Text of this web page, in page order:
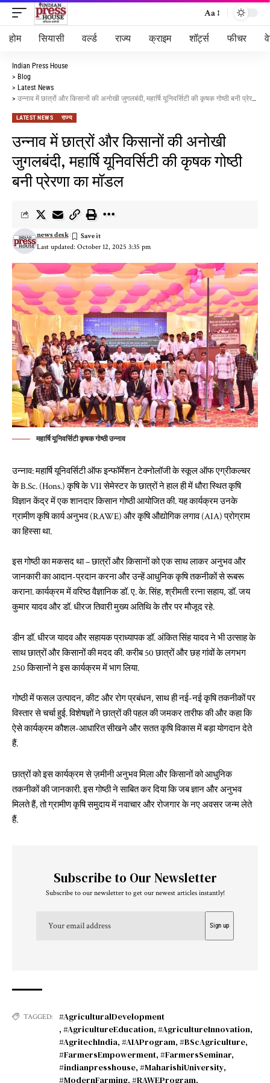
Aa
होम सियासी वर्ल्ड राज्य क्राइम शॉर्ट्स फीचर
Indian Press House
> Blog
> Latest News
> उन्नाव में छात्रों और किसानों की अनोखी जुगलबंदी, महार्षि यूनिवर्सिटी की कृषक गोष्ठी बनी प्रेरणा का मॉडल
LATEST NEWS राज्य
उन्नाव में छात्रों और किसानों की अनोखी
जुगलबंदी, महार्षि यूनिवर्सिटी की कृषक गोष्ठी
बनी प्रेरणा का मॉडल
Last updated: October 12, 2025 3:35 pm
news desk
महार्षि यूनिवर्सिटी कृषक गोष्ठी उन्नाव
उन्नाव: महार्षि यूनिवर्सिटी ऑफ इन्फॉर्मेशन टेक्नोलॉजी के स्कूल ऑफ एग्रीकल्चर
के B.Sc. (Hons.) कृषि के VII सेमेस्टर के छात्रों ने हाल ही में धौरा स्थित कृषि
विज्ञान केंद्र में एक शानदार किसान गोष्ठी आयोजित की. यह कार्यक्रम उनके
ग्रामीण कृषि कार्य अनुभव (RAWE) और कृषि औद्योगिक लगाव (AIA) प्रोग्राम
का हिस्सा था.
इस गोष्ठी का मकसद था – छात्रों और किसानों को एक साथ लाकर अनुभव और
जानकारी का आदान-प्रदान करना और उन्हें आधुनिक कृषि तकनीकों से रूबरू
कराना. कार्यक्रम में वरिष्ठ वैज्ञानिक डॉ. ए. के. सिंह, श्रीमती रत्ना सहाय, डॉ. जय
कुमार यादव और डॉ. धीरज तिवारी मुख्य अतिथि के तौर पर मौजूद रहे.
डीन डॉ. धीरज यादव और सहायक प्राध्यापक डॉ. अंकित सिंह यादव ने भी उत्साह के
साथ छात्रों और किसानों की मदद की. करीब 50 छात्रों और छह गांवों के लगभग
250 किसानों ने इस कार्यक्रम में भाग लिया.
गोष्ठी में फसल उत्पादन, कीट और रोग प्रबंधन, साथ ही नई-नई कृषि तकनीकों पर
विस्तार से चर्चा हुई. विशेषज्ञों ने छात्रों की पहल की जमकर तारीफ की और कहा कि
ऐसे कार्यक्रम कौशल-आधारित सीखने और सतत कृषि विकास में बड़ा योगदान देते
हैं.
छात्रों को इस कार्यक्रम से ज़मीनी अनुभव मिला और किसानों को आधुनिक
तकनीकों की जानकारी. इस गोष्ठी ने साबित कर दिया कि जब ज्ञान और अनुभव
मिलते हैं, तो ग्रामीण कृषि समुदाय में नवाचार और रोजगार के नए अवसर जन्म लेते
हैं.
Subscribe to Our Newsletter
Subscribe to our newsletter to get our newest articles instantly!
TAGGED:
#AgriculturalDevelopment
, #AgricultureEducation, #AgricultureInnovation,
#AgritechIndia, #AIAProgram, #BScAgriculture,
#FarmersEmpowerment, #FarmersSeminar,
#indianpresshouse, #MaharishiUniversity,
#ModernFarming, #RAWEProgram,